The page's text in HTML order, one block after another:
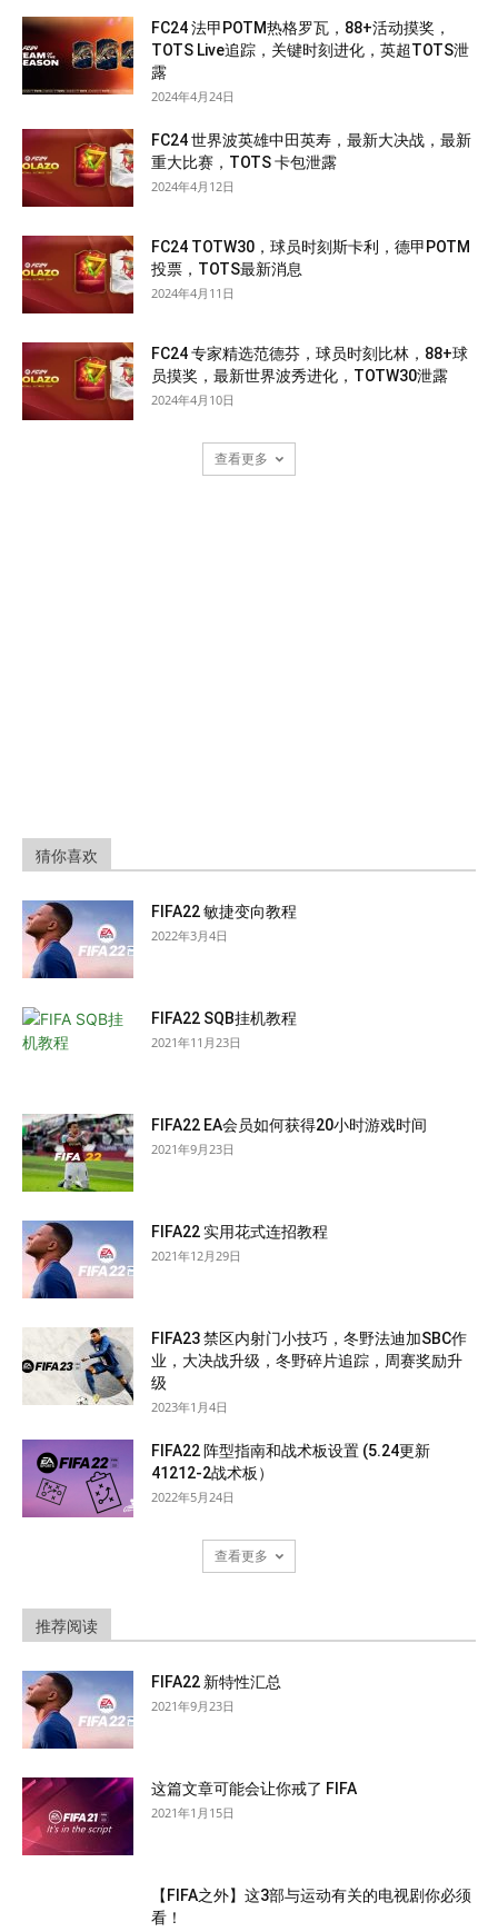
FC24 法甲POTM热格罗瓦，88+活动摸奖，
TOTS Live追踪，关键时刻进化，英超TOTS泄
露
2024年4月24日
FC24 世界波英雄中田英寿，最新大决战，最新
重大比赛，TOTS 卡包泄露
2024年4月12日
FC24 TOTW30，球员时刻斯卡利，德甲POTM
投票，TOTS最新消息
2024年4月11日
FC24 专家精选范德芬，球员时刻比林，88+球
员摸奖，最新世界波秀进化，TOTW30泄露
2024年4月10日
查看更多
猜你喜欢
FIFA22 敏捷变向教程
2022年3月4日
FIFA22 SQB挂机教程
2021年11月23日
FIFA22 EA会员如何获得20小时游戏时间
2021年9月23日
FIFA22 实用花式连招教程
2021年12月29日
FIFA23 禁区内射门小技巧，冬野法迪加SBC作
业，大决战升级，冬野碎片追踪，周赛奖励升
级
2023年1月4日
FIFA22 阵型指南和战术板设置 (5.24更新
41212-2战术板）
2022年5月24日
查看更多
推荐阅读
FIFA22 新特性汇总
2021年9月23日
这篇文章可能会让你戒了 FIFA
2021年1月15日
【FIFA之外】这3部与运动有关的电视剧你必须
看！